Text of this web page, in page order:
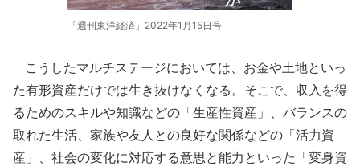
「週刊東洋経済」2022年1月15日号
こうしたマルチステージにおいては、お金や土地といっ
た有形資産だけでは生き抜けなくなる。そこで、収入を得
るためのスキルや知識などの「生産性資産」、バランスの
取れた生活、家族や友人との良好な関係などの「活力資
産」、社会の変化に対応する意思と能力といった「変身資